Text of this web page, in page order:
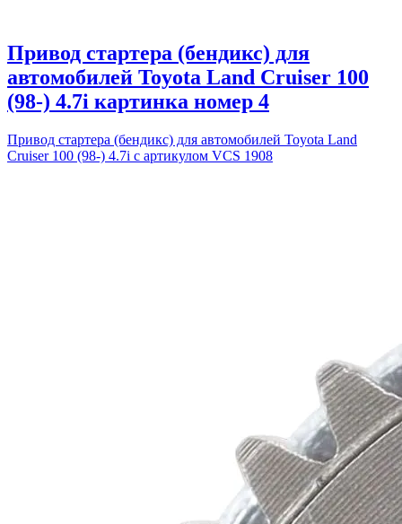
Привод стартера (бендикс) для
автомобилей Toyota Land Cruiser 100
(98-) 4.7i картинка номер 4
Привод стартера (бендикс) для автомобилей Toyota Land
Cruiser 100 (98-) 4.7i с артикулом VCS 1908